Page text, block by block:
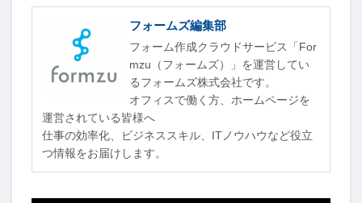
フォームズ編集部
フォーム作成クラウドサービス「For
mzu（フォームズ）」を運営してい
るフォームズ株式会社です。
オフィスで働く方、ホームページを
運営されている皆様へ
仕事の効率化、ビジネススキル、ITノウハウなど役立
つ情報をお届けします。